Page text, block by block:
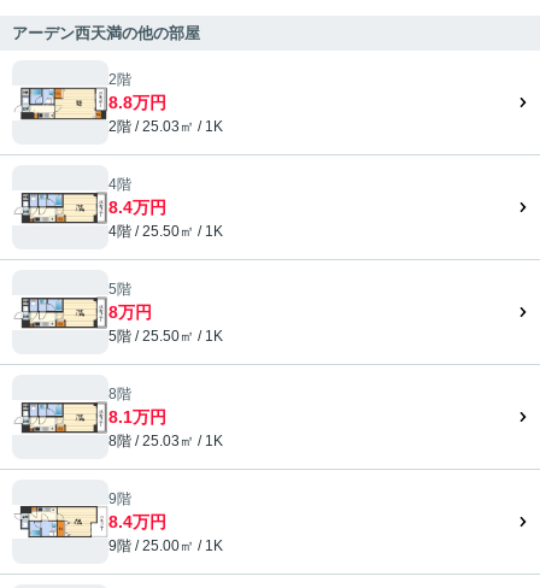
アーデン西天満の他の部屋
2階
8.8万円
2階 / 25.03㎡ / 1K
4階
8.4万円
4階 / 25.50㎡ / 1K
5階
8万円
5階 / 25.50㎡ / 1K
8階
8.1万円
8階 / 25.03㎡ / 1K
9階
8.4万円
9階 / 25.00㎡ / 1K